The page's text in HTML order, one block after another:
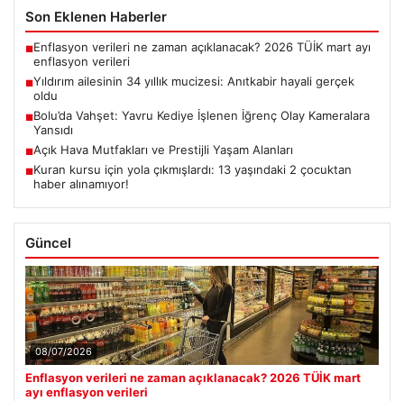
Son Eklenen Haberler
■Enflasyon verileri ne zaman açıklanacak? 2026 TÜİK mart ayı
enflasyon verileri
■Yıldırım ailesinin 34 yıllık mucizesi: Anıtkabir hayali gerçek
oldu
■Bolu’da Vahşet: Yavru Kediye İşlenen İğrenç Olay Kameralara
Yansıdı
■Açık Hava Mutfakları ve Prestijli Yaşam Alanları
■Kuran kursu için yola çıkmışlardı: 13 yaşındaki 2 çocuktan
haber alınamıyor!
Güncel
08/07/2026
Enflasyon verileri ne zaman açıklanacak? 2026 TÜİK mart
ayı enflasyon verileri